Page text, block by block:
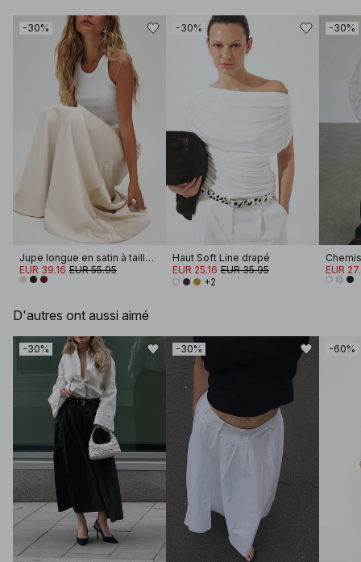
-30%
Jupe longue en satin à taille mi-haute
EUR 39.16 EUR 55.95
-30%
Haut Soft Line drapé
EUR 25.16 EUR 35.95
+2
-30%
EUR
D'autres ont aussi aimé
-30% -30% -60%